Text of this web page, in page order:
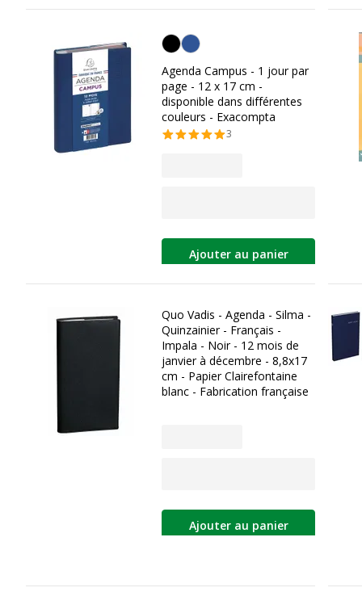
Personnalisation de la couleur
Agenda Campus - 1 jour par
page - 12 x 17 cm -
disponible dans différentes
couleurs - Exacompta
3
Ajouter au panier
Quo Vadis - Agenda - Silma -
Quinzainier - Français -
Impala - Noir - 12 mois de
janvier à décembre - 8,8x17
cm - Papier Clairefontaine
blanc - Fabrication française
Ajouter au panier